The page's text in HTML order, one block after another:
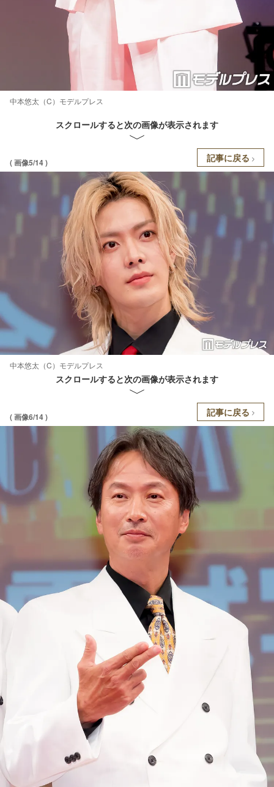
中本悠太（C）モデルプレス
スクロールすると次の画像が表示されます
( 画像5/14 ) 記事に戻る
中本悠太（C）モデルプレス
スクロールすると次の画像が表示されます
( 画像6/14 ) 記事に戻る